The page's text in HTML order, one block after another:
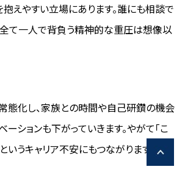
抱えやすい立場にあります。誰にも相談で
全て一人で背負う精神的な重圧は想像以
態化し、家族との時間や自己研鑽の機会
ーションも下がっていきます。やがて「こ
いうキャリア不安にもつながります。